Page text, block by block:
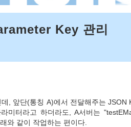
Key 관리
, 앞단(통칭 A)에서 전달해주는
미터라고 하더라도, A서버는 "
와 같이 작업하는 편이다.